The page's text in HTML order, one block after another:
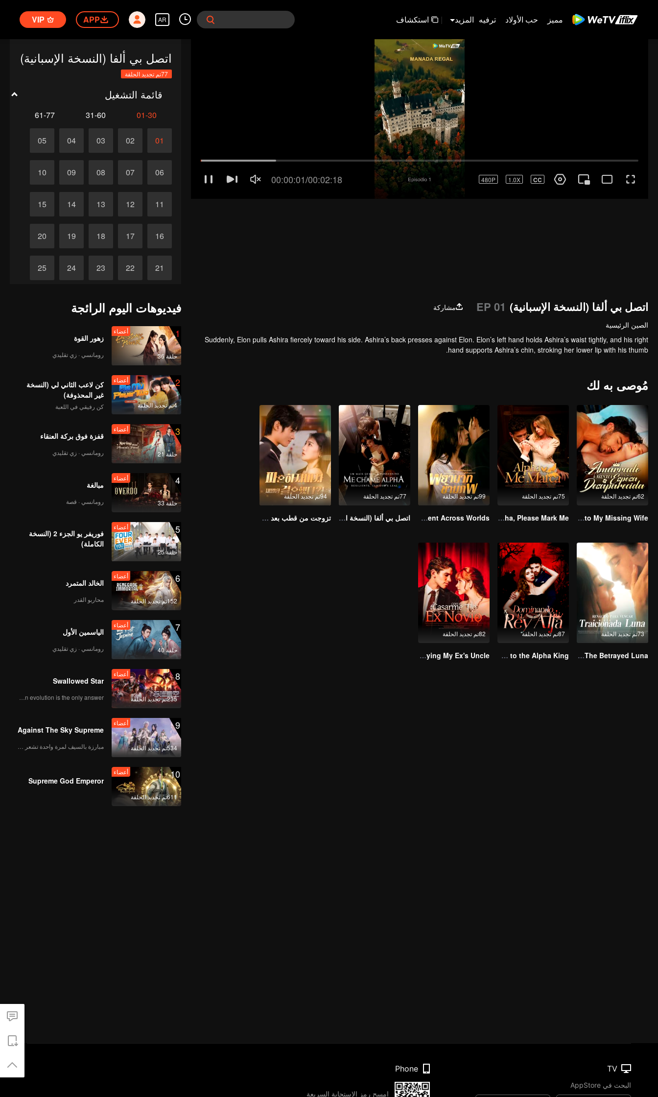
مميز حب الأولاد ترفيه المزيد | استكشاف AR
APP
VIP
اتصل بي ألفا (النسخة الإسبانية)
77تم تجديد الحلقة
قائمة التشغيل
01-30
31-60
61-77
01
02
03
04
05
06
07
08
09
10
11
12
13
14
15
16
17
18
19
20
21
22
23
24
25
اتصل بي ألفا (النسخة الإسبانية) EP 01
مشاركة
الصين الرئيسية
Suddenly, Elon pulls Ashira fiercely toward his side. Ashira’s back presses against Elon. Elon’s left hand holds Ashira’s waist tightly, and his right
hand supports Ashira’s chin, stroking her lower lip with his thumb.
مُوصى به لك
62تم تجديد الحلقة
Bound to My Missing Wife
75تم تجديد الحلقة
Alpha, Please Mark Me
99تم تجديد الحلقة
Resentment Across Worlds
77تم تجديد الحلقة
اتصل بي ألفا (النسخة البرتغالية)
94تم تجديد الحلقة
تزوجت من قطب بعد فسخ الخطوبة مباشرة؟! (النسخة الكورية)
73تم تجديد الحلقة
Reborn to Revenge The Betrayed Luna
87تم تجديد الحلقة
Mated to the Alpha King
82تم تجديد الحلقة
Marrying My Ex's Uncle
فيديوهات اليوم الرائجة
1
حلقة 36
أعضاء
زهور القوة
رومانسي · زي تقليدي
2
4تم تجديد الحلقة
أعضاء
كن لاعب الثاني لي (النسخة
غير المحذوفة)
كن رفيقي في اللعبة
3
حلقة 21
أعضاء
قفزة فوق بركة العنقاء
رومانسي · زي تقليدي
4
حلقة 33
أعضاء
مبالغة
رومانسي · قصة
5
حلقة 25
أعضاء
فوريفر يو الجزء 2 (النسخة
الكاملة)
6
152تم تجديد الحلقة
أعضاء
الخالد المتمرد
محاربو القدر
7
حلقة 40
أعضاء
الياسمين الأول
رومانسي · زي تقليدي
8
235تم تجديد الحلقة
أعضاء
Swallowed Star
Human evolution is the only answer.
9
534تم تجديد الحلقة
أعضاء
Against The Sky Supreme
10
611تم تجديد الحلقة
أعضاء
Supreme God Emperor
TV
البحث في AppStore
Phone
امسح رمز الاستجابة السريعة